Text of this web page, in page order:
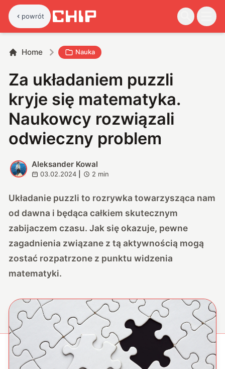
powrót
Home Nauka
Za układaniem puzzli
kryje się matematyka.
Naukowcy rozwiązali
odwieczny problem
A
Aleksander Kowal
03.02.2024 2 min
Układanie puzzli to rozrywka towarzysząca nam
od dawna i będąca całkiem skutecznym
zabijaczem czasu. Jak się okazuje, pewne
zagadnienia związane z tą aktywnością mogą
zostać rozpatrzone z punktu widzenia
matematyki.